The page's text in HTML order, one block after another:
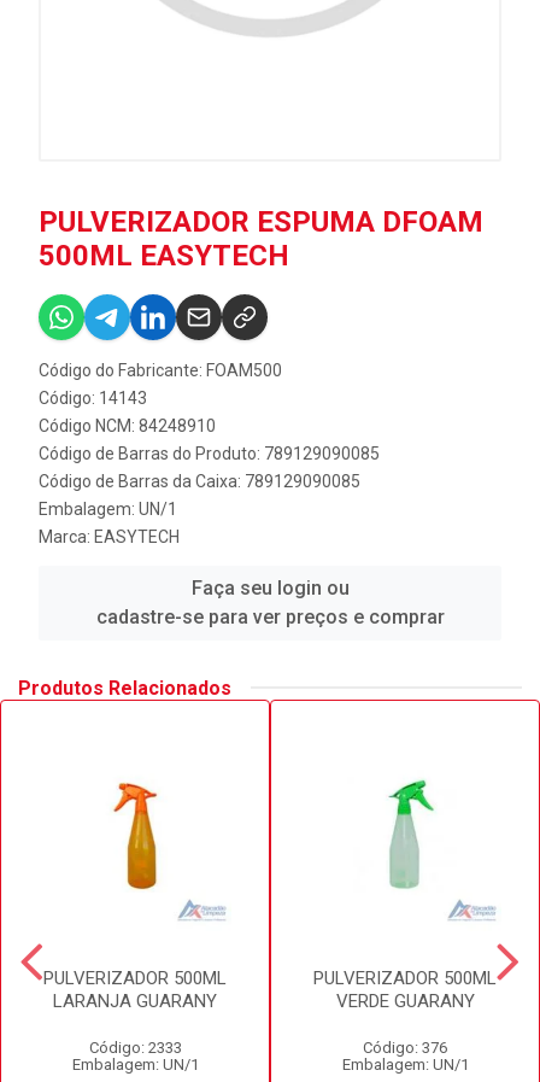
PULVERIZADOR ESPUMA DFOAM
500ML EASYTECH
Código do Fabricante: FOAM500
Código: 14143
Código NCM: 84248910
Código de Barras do Produto: 789129090085
Código de Barras da Caixa: 789129090085
Embalagem: UN/1
Marca: EASYTECH
Faça seu login ou
cadastre-se para ver preços e comprar
Produtos Relacionados
PULVERIZADOR 500ML
LARANJA GUARANY
Código: 2333
Embalagem: UN/1
PULVERIZADOR 500ML
VERDE GUARANY
Código: 376
Embalagem: UN/1